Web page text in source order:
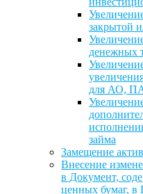
закрытой
денежных
для АО,
займа
Замещение
Внесение
в Документ,
ценных бумаг, в